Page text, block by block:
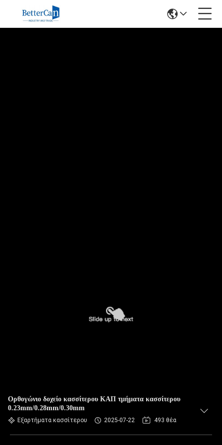
Ορθογώνιο δοχείο κασσίτερου ΚΑΠ τμήματα κασσίτερου
0.23mm/0.28mm/0.30mm
Εξαρτήματα κασσίτερου 2025-07-22 493 θέα